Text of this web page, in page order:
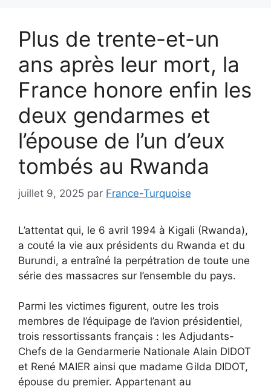
Plus de trente-et-un
ans après leur mort, la
France honore enfin les
deux gendarmes et
l’épouse de l’un d’eux
tombés au Rwanda
juillet 9, 2025 par France-Turquoise
L’attentat qui, le 6 avril 1994 à Kigali (Rwanda),
a couté la vie aux présidents du Rwanda et du
Burundi, a entraîné la perpétration de toute une
série des massacres sur l’ensemble du pays.
Parmi les victimes figurent, outre les trois
membres de l’équipage de l’avion présidentiel,
trois ressortissants français : les Adjudants-
Chefs de la Gendarmerie Nationale Alain DIDOT
et René MAIER ainsi que madame Gilda DIDOT,
épouse du premier. Appartenant au